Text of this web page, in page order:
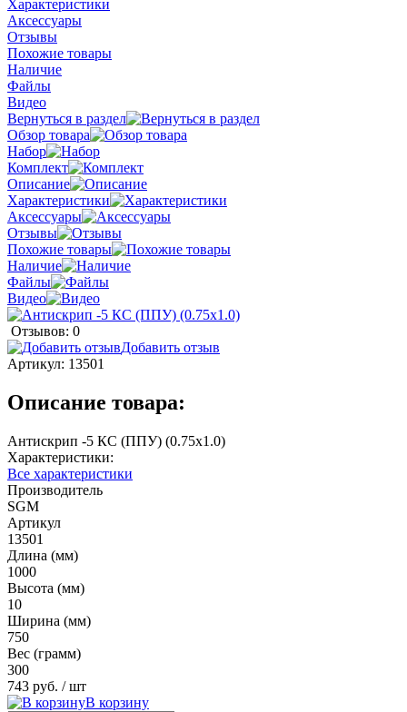
Характеристики
Аксессуары
Отзывы
Похожие товары
Наличие
Файлы
Видео
Вернуться в раздел
Обзор товара
Набор
Комплект
Описание
Характеристики
Аксессуары
Отзывы
Похожие товары
Наличие
Файлы
Видео
Отзывов: 0
Добавить отзыв
Артикул: 13501
Описание товара:
Антискрип -5 КС (ППУ) (0.75x1.0)
Характеристики:
Все характеристики
Производитель
SGM
Артикул
13501
Длина (мм)
1000
Высота (мм)
10
Ширина (мм)
750
Вес (грамм)
300
743 руб. / шт
В корзину